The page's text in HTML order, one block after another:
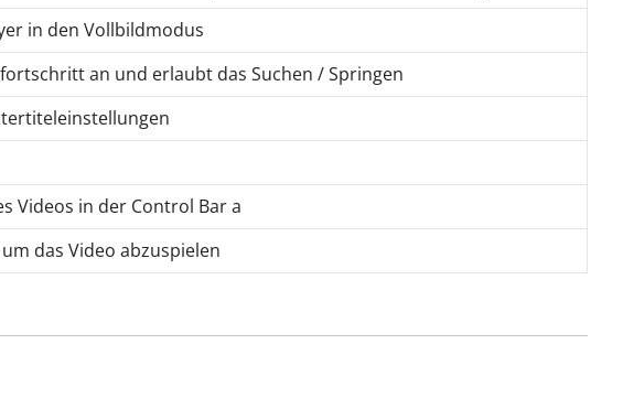
in den Vollbildmodus
an und erlaubt das Suchen / Springen
Videos in der Control Bar a
das Video abzuspielen